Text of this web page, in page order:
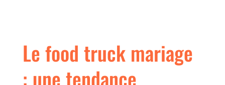
Le food truck mariage
: une tendance